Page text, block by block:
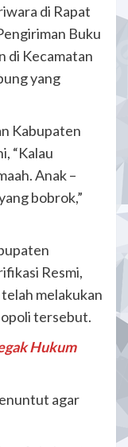
di Rapat
Buku
di Kecamatan
yang
Kabupaten
“Kalau
Anak –
bobrok,”
Resmi,
melakukan
tersebut.
Hukum
agar